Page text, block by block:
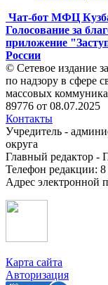
Чат-бот МФЦ
Голосование за
приложение
России
© Сетевое издание
по надзору в сфере
массовых
89776 от 08.07.2025
Контакты
Учредитель -
округа
Главный редактор -
Телефон редакции:
Адрес электронной
Карта сайта
Авторизация